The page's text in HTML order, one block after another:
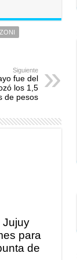
Siguiente
fue del
los 1,5
de pesos
Jujuy
para
de